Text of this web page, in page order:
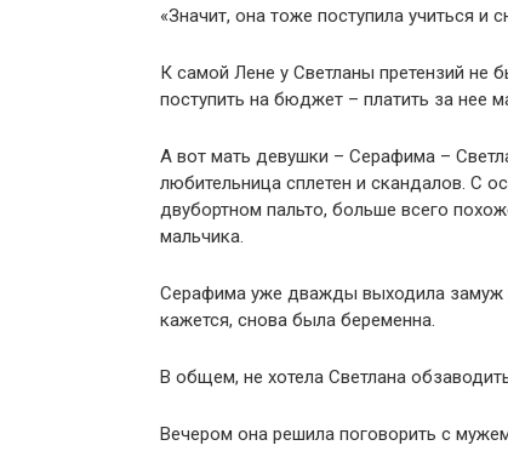
«Значит, она тоже поступила учиться и
К самой Лене у Светланы претензий не
поступить на бюджет – платить за нее
А вот мать девушки – Серафима –
любительница сплетен и скандалов. С
двубортном пальто, больше всего
мальчика.
Серафима уже дважды выходила замуж
кажется, снова была беременна.
В общем, не хотела Светлана
Вечером она решила поговорить с